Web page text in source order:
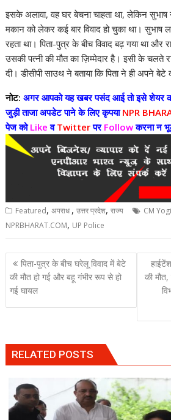
इसके अलावा, वह घर बेचना चाहता था, लेकिन
मकान को लेकर कई बार विवाद हो चुका था। सुभाष
रहता था। पिता-पुत्र के बीच विवाद बढ़ गया था और
उसकी पत्नी की मौत का ज़िम्मेदार है। इसी के चलते
दी। डीसीपी साउथ ने बताया कि पिता ने ही अपने बेटे
नोट: अगर आपको यह खबर पसंद आई तो इसे शेयर
जुड़ी ताजा अपडेट पाने के लिए कृपयाNPR
पेज कोLike वTwitterपर Followकरना न
Featured,अपराध ,उत्तर प्रदेश,राज्य CM
NPRBHARAT.COM, UP Police
Post
navigation
पिता-पुत्र के बीच घरेलू विवाद में बेटे
की मौत हो गई और बहू गंभीर रूप से हो
गई घायल
की
RELATED POSTS